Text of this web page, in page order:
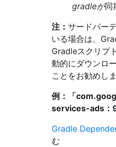
gradleが同
注： サードパー
いる場合は、
Gradleスクリプ
動的にダウンロ
ことをお勧めしま
例：「
services-ads：
Gradle
む